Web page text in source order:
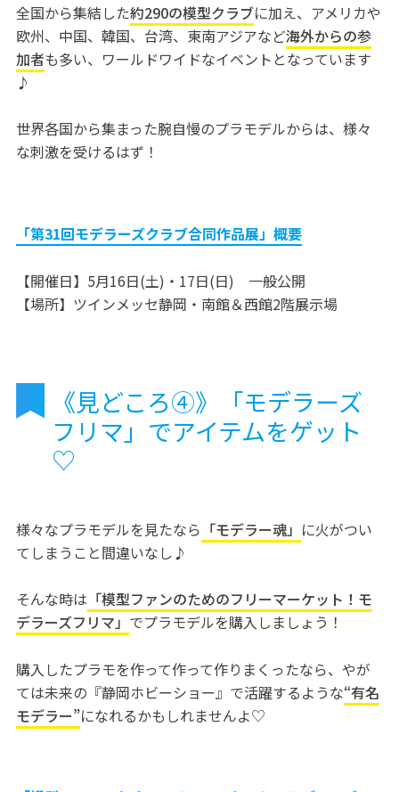
全国から集結した約290の模型クラブに加え、アメリカや
欧州、中国、韓国、台湾、東南アジアなど海外からの参
加者も多い、ワールドワイドなイベントとなっています
♪
世界各国から集まった腕自慢のプラモデルからは、様々
な刺激を受けるはず！
「第31回モデラーズクラブ合同作品展」概要
【開催日】5月16日(土)・17日(日) 一般公開
【場所】ツインメッセ静岡・南館＆西館2階展示場
《見どころ④》「モデラーズ
フリマ」でアイテムをゲット
♡
様々なプラモデルを見たなら 「モデラー魂」 に火がつい
てしまうこと間違いなし♪
そんな時は 「模型ファンのためのフリーマーケット！モ
デラーズフリマ」 でプラモデルを購入しましょう！
購入したプラモを作って作って作りまくったなら、やが
ては未来の『静岡ホビーショー』で活躍するような“有名
モデラー”になれるかもしれませんよ♡